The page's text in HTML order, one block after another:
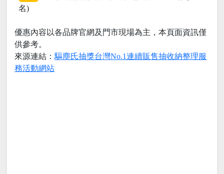
名)
優惠內容以各品牌官網及門市現場為主，本頁面資訊僅
供參考。
來源連結： 驅塵氏抽獎台灣No.1連續販售抽收納整理服
務活動網站